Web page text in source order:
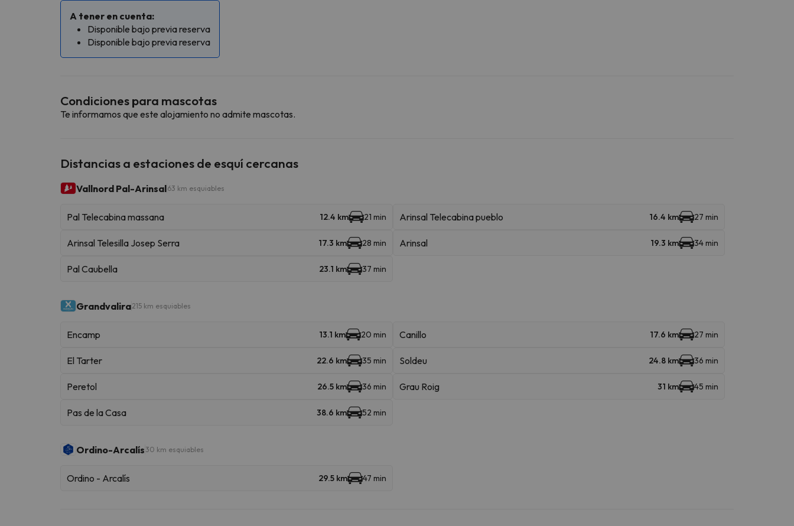
A tener en cuenta:
Disponible bajo previa reserva
Disponible bajo previa reserva
Condiciones para mascotas
Te informamos que este alojamiento no admite mascotas.
Distancias a estaciones de esquí cercanas
Vallnord Pal-Arinsal63 km esquiables
Pal Telecabina massana 12.4 km 21 min Arinsal Telecabina pueblo 16.4 km 27 min
Arinsal Telesilla Josep Serra 17.3 km 28 min Arinsal 19.3 km 34 min
Pal Caubella 23.1 km 37 min
Grandvalira215 km esquiables
Encamp 13.1 km 20 min Canillo 17.6 km 27 min
El Tarter 22.6 km 35 min Soldeu 24.8 km 36 min
Peretol 26.5 km 36 min Grau Roig 31 km 45 min
Pas de la Casa 38.6 km 52 min
Ordino-Arcalís 30 km esquiables
Ordino - Arcalís 29.5 km 47 min